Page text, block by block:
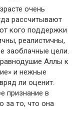
очень
рассчитывают
кого поддержки
реалистичны,
заоблачные цели.
равнодушие Аллы к
и нежные
ли оценит.
признание в
за то, что она